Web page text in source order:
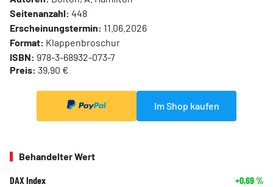
Seitenanzahl: 448
Erscheinungstermin: 11.06.2026
Format: Klappenbroschur
ISBN: 978-3-68932-073-7
Preis: 39,90 €
Im Shop kaufen
Behandelter Wert
DAX Index +0,69%